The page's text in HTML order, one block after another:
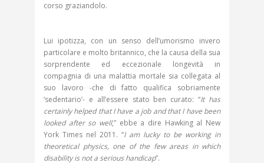
corso graziandolo.
Lui ipotizza, con un senso dell’umorismo invero
particolare e molto britannico, che la causa della sua
sorprendente ed eccezionale longevità in
compagnia di una malattia mortale sia collegata al
suo lavoro -che di fatto qualifica sobriamente
‘sedentario’- e all’essere stato ben curato: “It has
certainly helped that I have a job and that I have been
looked after so well,” ebbe a dire Hawking al New
York Times nel 2011. “I am lucky to be working in
theoretical physics, one of the few areas in which
disability is not a serious handicap”.